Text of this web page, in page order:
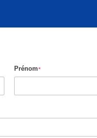
Prénom*